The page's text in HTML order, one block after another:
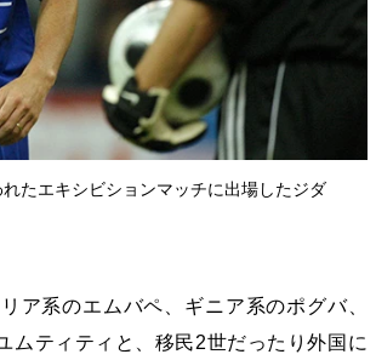
たエキシビションマッチに出場したジダ
ア系のエムバペ、ギニア系のポグバ、
ムティティと、移民2世だったり外国に